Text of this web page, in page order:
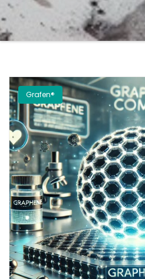
Grafen®